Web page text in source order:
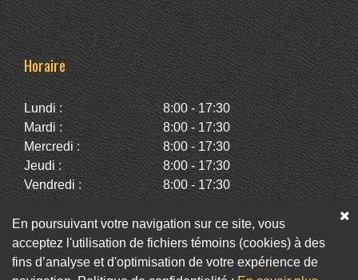
Horaire
Lundi :
8:00 - 17:30
Mardi :
8:00 - 17:30
Mercredi :
8:00 - 17:30
Jeudi :
8:00 - 17:30
Vendredi :
8:00 - 17:30
Dimanche :
Fermé
Facebook Twitter Infolettre
En poursuivant votre navigation sur ce site, vous
acceptez l'utilisation de fichiers témoins (cookies) à des
fins d’analyse et d'optimisation de votre expérience de